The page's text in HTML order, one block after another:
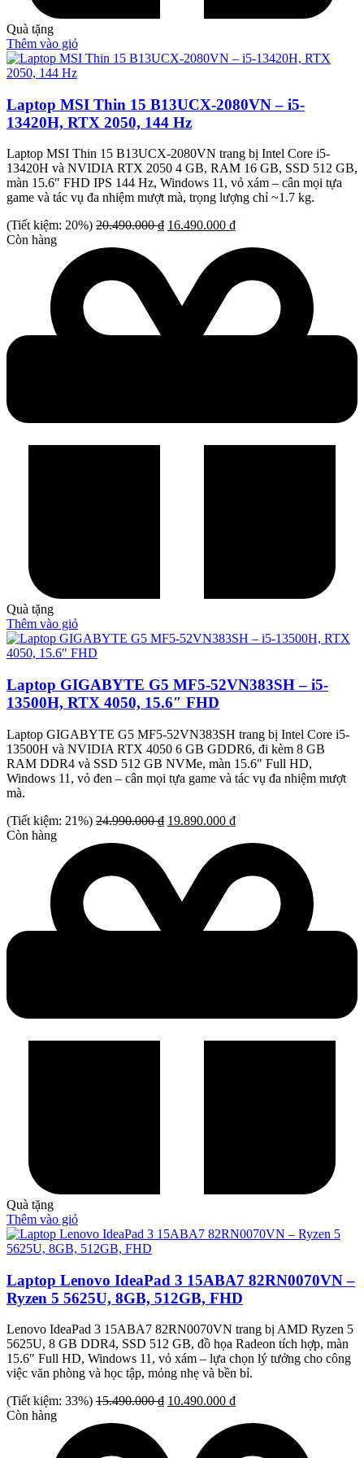
Quà tặng
Thêm vào giỏ
Laptop MSI Thin 15 B13UCX-2080VN – i5-
13420H, RTX 2050, 144 Hz
Laptop MSI Thin 15 B13UCX-2080VN trang bị Intel Core i5-
13420H và NVIDIA RTX 2050 4 GB, RAM 16 GB, SSD 512 GB,
màn 15.6″ FHD IPS 144 Hz, Windows 11, vỏ xám – cân mọi tựa
game và tác vụ đa nhiệm mượt mà, trọng lượng chỉ ~1.7 kg.
(Tiết kiệm: 20%) 20.490.000₫ Giá
20.490.000 ₫.
16.490.000 ₫Giá
tại
16.490.000 ₫.
Còn hàng
Quà tặng
Thêm vào giỏ
Laptop GIGABYTE G5 MF5-52VN383SH – i5-
13500H, RTX 4050, 15.6″ FHD
Laptop GIGABYTE G5 MF5-52VN383SH trang bị Intel Core i5-
13500H và NVIDIA RTX 4050 6 GB GDDR6, đi kèm 8 GB
RAM DDR4 và SSD 512 GB NVMe, màn 15.6″ Full HD,
Windows 11, vỏ đen – cân mọi tựa game và tác vụ đa nhiệm mượt
mà.
(Tiết kiệm: 21%) 24.990.000₫ Giá
24.990.000 ₫.
19.890.000 ₫Giá
tại
19.890.000 ₫.
Còn hàng
Quà tặng
Thêm vào giỏ
Laptop Lenovo IdeaPad 3 15ABA7 82RN0070VN –
Ryzen 5 5625U, 8GB, 512GB, FHD
Lenovo IdeaPad 3 15ABA7 82RN0070VN trang bị AMD Ryzen 5
5625U, 8 GB DDR4, SSD 512 GB, đồ họa Radeon tích hợp, màn
15.6″ Full HD, Windows 11, vỏ xám – lựa chọn lý tưởng cho công
việc văn phòng và học tập, mỏng nhẹ và bền bỉ.
(Tiết kiệm: 33%) 15.490.000₫ Giá
15.490.000 ₫.
10.490.000 ₫Giá
tại
Còn hàng